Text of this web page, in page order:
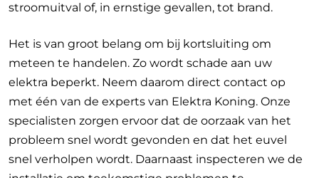
stroomuitval of, in ernstige gevallen, tot brand.
Het is van groot belang om bij kortsluiting om
meteen te handelen. Zo wordt schade aan uw
elektra beperkt. Neem daarom direct contact op
met één van de experts van Elektra Koning. Onze
specialisten zorgen ervoor dat de oorzaak van het
probleem snel wordt gevonden en dat het euvel
snel verholpen wordt. Daarnaast inspecteren we de